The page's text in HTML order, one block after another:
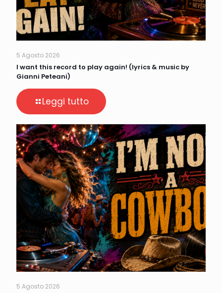
5 Agosto 2026
I want this record to play again! (lyrics & music by
Gianni Peteani)
Leggi tutto
5 Agosto 2026